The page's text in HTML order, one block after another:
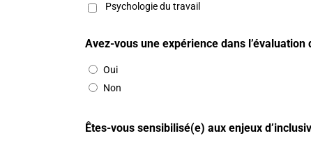
Psychologie du travail
Avez-vous une expérience dans
Oui
Non
Êtes-vous sensibilisé(e) aux enjeux